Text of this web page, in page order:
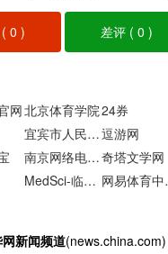
(0 ) 差评 ( 0 )
网北京体育学院24券
宜宾市人民政府逗游网
南京网络电视台奇塔文学网
MedSci-临床研究与学术平台 网
新闻频道